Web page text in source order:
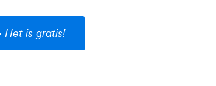
Het is gratis!